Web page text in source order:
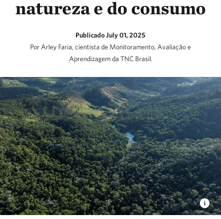
natureza e do consumo
Publicado July 01, 2025
Por Arley Faria, cientista de Monitoramento, Avaliação e
Aprendizagem da TNC Brasil.